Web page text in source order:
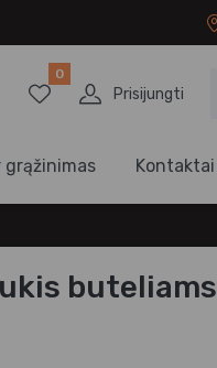
0
Prisijungti
grąžinimas Kontaktai
buteliams